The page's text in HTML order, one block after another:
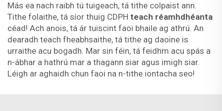
Más ea nach raibh tú tuigeach, tá tithe colpaist ann.
Tithe folaithe, tá síor thuig CDPH teach réamhdhéanta
céad! Ach anois, tá ár tuiscint faoi bhaile ag athrú. An
dearadh teach fheabhsaithe, tá tithe ag daoine is
urraithe acu bogadh. Mar sin féin, tá feidhm acu spás a
n-ábhar a hathrú mar a thagann siar agus imigh siar.
Léigh ar aghaidh chun faoi na n-tithe iontacha seo!